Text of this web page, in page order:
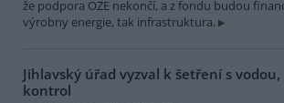
že podpora OZE nekončí, a z fondu budou
výrobny energie, tak infrastruktura.
Jihlavský úřad vyzval k šetření s
kontrol